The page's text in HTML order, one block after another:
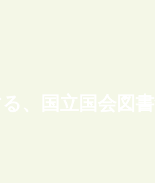
、国立国会図